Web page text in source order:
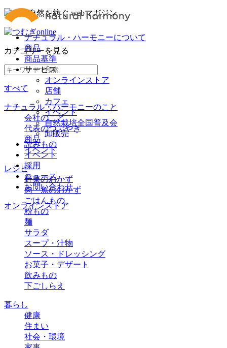
ナチュラル・ハーモニーについて
商品
商品基準
サービス
オンラインストア
店舗
カフェ
イベント
自然栽培全国普及会
卸販売
読みもの
イベント
採用
ニュース
お問い合わせ
オンラインストア
カテゴリーを見る
すべて
ナチュラル・ハーモニーのこと
会社のこと
代表のつぶやき
商品
イベント
レシピ
野菜のおかず
肉・魚のおかず
ごはんもの
粉もの
麺
サラダ
スープ・汁物
ソース・ドレッシング
お菓子・デザート
飲みもの
下ごしらえ
暮らし
健康
住まい
社会・環境